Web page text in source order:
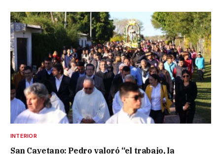
INTERIOR
San Cayetano: Pedro valoró “el trabajo, la